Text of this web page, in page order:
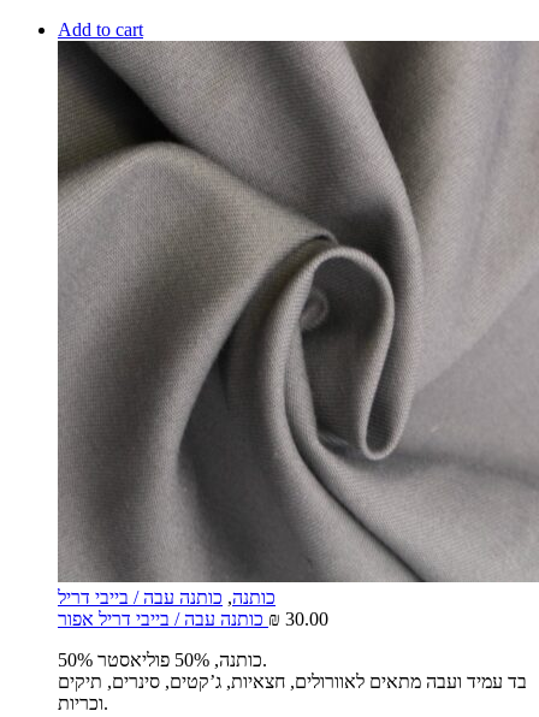
Add to cart
כותנה, כותנה עבה / בייבי דריל
₪ 30.00
50% כותנה, 50% פוליאסטר.
בד עמיד ועבה מתאים לאוורולים, חצאיות, ג’קטים, סינרים, תיקים
וכריות.